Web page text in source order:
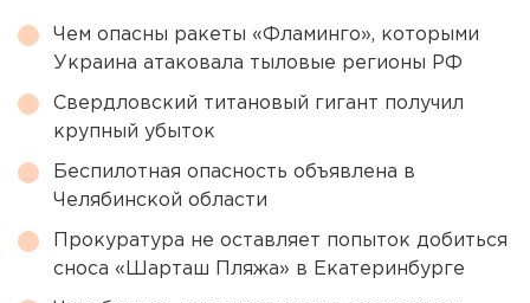
Чем опасны ракеты «Фламинго», которыми
Украина атаковала тыловые регионы РФ
Свердловский титановый гигант получил
крупный убыток
Беспилотная опасность объявлена в
Челябинской области
Прокуратура не оставляет попыток добиться
сноса «Шарташ Пляжа» в Екатеринбурге